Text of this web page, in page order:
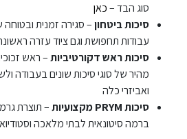
סוג הבד –כאן
סיכות ביטחון– סגירה זמנית ובטוחה
עבודות תחפושת וגם ציוד עזרה
סיכות ראש דקורטיביות– ראש
מהיר של סוגי סיכות שונים בעבודה
ואביזרי כלה
סיכות PRYM מקצועיות
– תוצרת
ברמה סיטונאית לבתי מלאכה